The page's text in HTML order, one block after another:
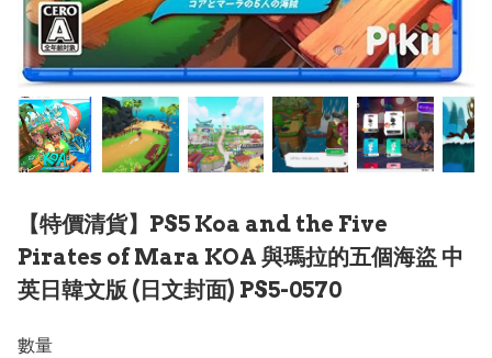
【特價清貨】PS5 Koa and the Five
Pirates of Mara KOA 與瑪拉的五個海盜 中
英日韓文版 (日文封面) PS5-0570
數量